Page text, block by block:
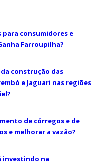
para consumidores e
Farroupilha?
construção das
e Jaguari nas regiões
de córregos e de
e melhorar a vazão?
investindo na